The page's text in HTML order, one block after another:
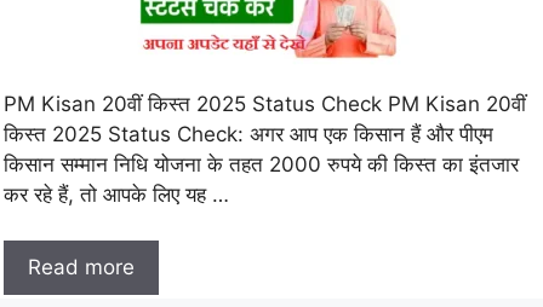
PM Kisan 20वीं किस्त 2025 Status Check PM Kisan 20वीं
किस्त 2025 Status Check: अगर आप एक किसान हैं और पीएम
किसान सम्मान निधि योजना के तहत 2000 रुपये की किस्त का इंतजार
कर रहे हैं, तो आपके लिए यह …
Read more